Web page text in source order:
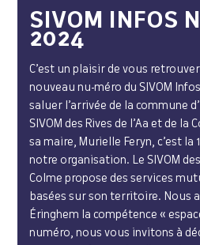
SIVOM INFOS
2024
C’est un plaisir de vous retrouver
nouveau nu-méro du SIVOM
saluer l’arrivée de la commune
SIVOM des Rives de l’Aa et de la
sa maire, Murielle Feryn, c’est la
notre organisation. Le SIVOM
Colme propose des services
basées sur son territoire. Nous
Éringhem la compétence «
numéro, nous vous invitons à